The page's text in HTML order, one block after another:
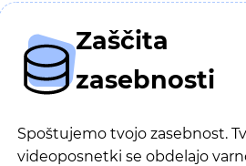
Zaščita
zasebnosti
Spoštujemo tvojo zasebnost.
videoposnetki se obdelajo